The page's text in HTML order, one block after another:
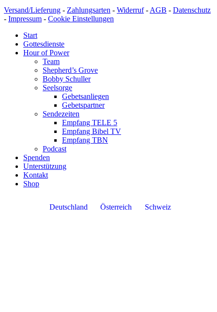
Versand/Lieferung - Zahlungsarten - Widerruf- AGB - Datenschutz
- Impressum - Cookie Einstellungen
Start
Gottesdienste
Hour of Power
Team
Shepherd’s Grove
Bobby Schuller
Seelsorge
Gebetsanliegen
Gebetspartner
Sendezeiten
Empfang TELE 5
Empfang Bibel TV
Empfang TBN
Podcast
Spenden
Unterstützung
Kontakt
Shop
Deutschland Österreich Schweiz